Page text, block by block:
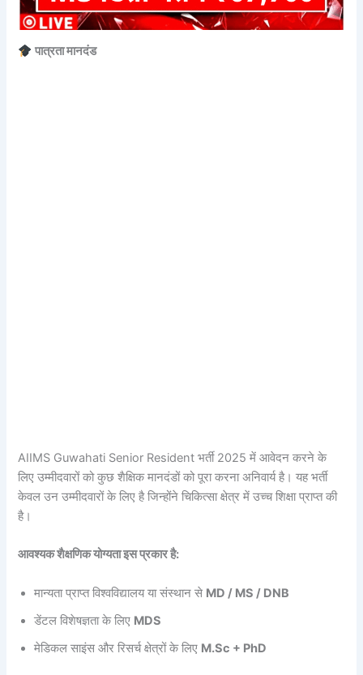
पात्रता मानदंड
AIIMS Guwahati Senior Resident भर्ती 2025 में आवेदन करने के
लिए उम्मीदवारों को कुछ शैक्षिक मानदंडों को पूरा करना अनिवार्य है। यह भर्ती
केवल उन उम्मीदवारों के लिए है जिन्होंने चिकित्सा क्षेत्र में उच्च शिक्षा प्राप्त की
है।
आवश्यक शैक्षणिक योग्यता इस प्रकार है:
मान्यता प्राप्त विश्वविद्यालय या संस्थान से MD / MS / DNB
डेंटल विशेषज्ञता के लिए MDS
मेडिकल साइंस और रिसर्च क्षेत्रों के लिए M.Sc + PhD